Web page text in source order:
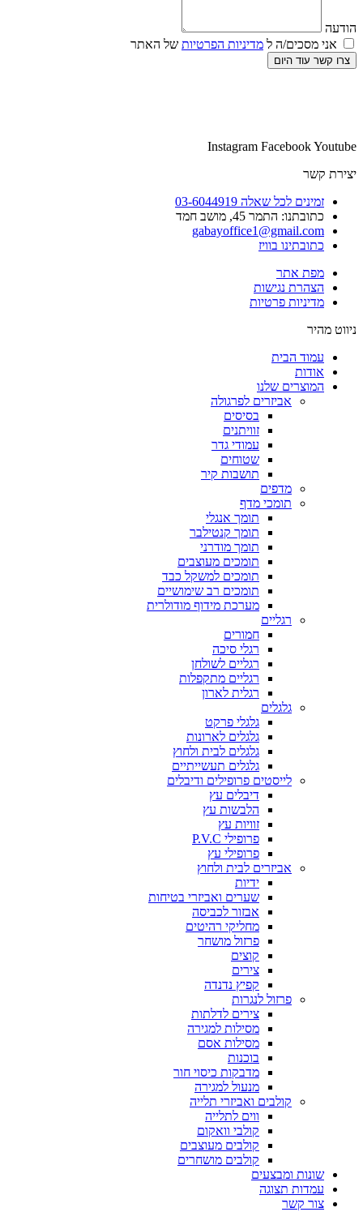
הודעה
אני מסכים/ה ל מדיניות הפרטיות של האתר
צרו קשר עוד היום
Instagram FacebookYoutube
יצירת קשר
זמינים לכל שאלה 03-6044919
כתובתנו: התמר 45, מושב חמד​
gabayoffice1@gmail.com
כתובתינו בוויז
מפת אתר
הצהרת נגישות
מדיניות פרטיות
ניווט מהיר
עמוד הבית
אודות
המוצרים שלנו
אביזרים לפרגולה
בסיסים
זוויתנים
עמודי גדר
שטוחים
תושבות קיר
מדפים
תומכי מדף
תומך אנגלי
תומך קנטילבר
תומך מודרני
תומכים מעוצבים
תומכים למשקל כבד
תומכים רב שימושיים
מערכת מידוף מודולרית
רגליים
חמורים
רגלי סיכה
רגליים לשולחן
רגליים מתקפלות
רגלית לארון
גלגלים
גלגלי פרקט
גלגלים לארונות
גלגלים לבית ולחוץ
גלגלים תעשייתיים
לייסטים פרופילים ודיבלים
דיבלים עץ
הלבשות עץ
זוויות עץ
פרופילי P.V.C
פרופילי עץ
אביזרים לבית ולחוץ
ידיות
שערים ואביזרי בטיחות
אבזור לכביסה
מחליקי רהיטים
פרזול מושחר
קוצים
צירים
קפיץ נדנדה
פרזול לנגרות
צירים לדלתות
מסילות למגירה
מסילות אסם
בוכנות
מדבקות כיסוי חור
מנעול למגירה
קולבים ואביזרי תלייה
ווים לתלייה
קולבי וואקום
קולבים מעוצבים
קולבים מושחרים
שונות ומבצעים
עמדות תצוגה
צור קשר